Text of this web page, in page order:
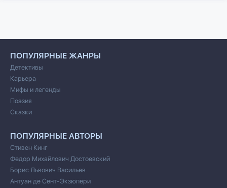
ПОПУЛЯРНЫЕ ЖАНРЫ
Детективы
Карьера
Мифы и легенды
Поэзия
Сказки
ПОПУЛЯРНЫЕ АВТОРЫ
Стивен Кинг
Федор Михайлович Достоевский
Борис Львович Васильев
Антуан де Сент-Экзюпери